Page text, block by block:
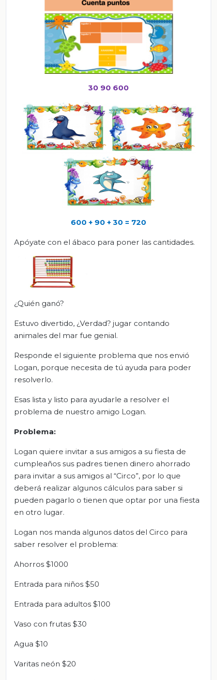
30 90 600
600 + 90 + 30 = 720
Apóyate con el ábaco para poner las cantidades.
¿Quién ganó?
Estuvo divertido, ¿Verdad? jugar contando
animales del mar fue genial.
Responde el siguiente problema que nos envió
Logan, porque necesita de tú ayuda para poder
resolverlo.
Esas lista y listo para ayudarle a resolver el
problema de nuestro amigo Logan.
Problema:
Logan quiere invitar a sus amigos a su fiesta de
cumpleaños sus padres tienen dinero ahorrado
para invitar a sus amigos al “Circo”, por lo que
deberá realizar algunos cálculos para saber si
pueden pagarlo o tienen que optar por una fiesta
en otro lugar.
Logan nos manda algunos datos del Circo para
saber resolver el problema:
Ahorros $1000
Entrada para niños $50
Entrada para adultos $100
Vaso con frutas $30
Agua $10
Varitas neón $20